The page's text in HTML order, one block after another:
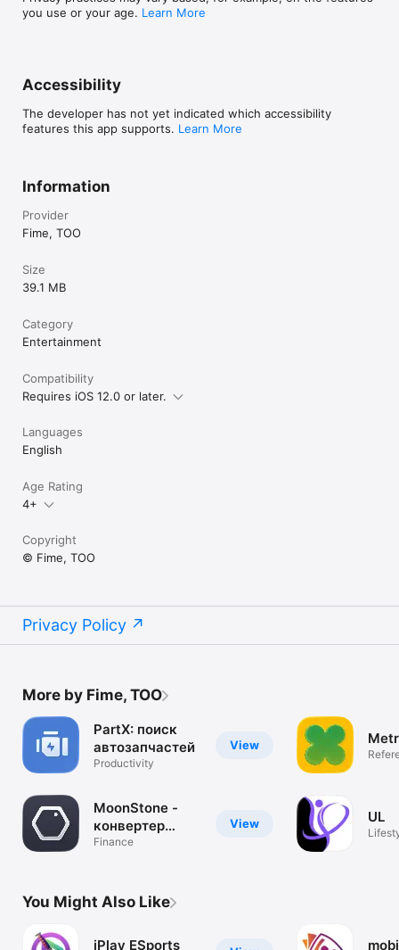
you use or your age. Learn More
Accessibility
The developer has not yet indicated which accessibility
features this app supports. Learn More
Information
Provider
Fime, TOO
Size
39.1 MB
Category
Entertainment
Compatibility
Requires iOS 12.0 or later.
Languages
English
Age Rating
4+
Copyright
© Fime, TOO
Privacy Policy
More by Fime, TOO
View
PartX: поиск
автозапчастей
Productivity
View
MoonStone -
конвертер
валют
Finance
UL
You Might Also Like
iPlay ESports